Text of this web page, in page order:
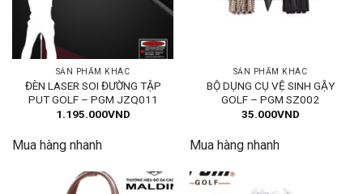
SẢN PHẨM KHÁC
ĐÈN LASER SOI ĐƯỜNG TẬP
PUT GOLF – PGM JZQ011
1.195.000VND
Mua hàng nhanh
SẢN PHẨM KHÁC
BỘ DỤNG CỤ VỆ SINH GẬY
GOLF – PGM SZ002
35.000VND
Mua hàng nhanh